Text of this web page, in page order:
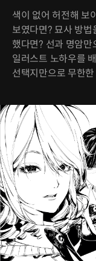
색이 없어 허전해 보
보였다면? 묘사 방
했다면? 선과 명암
일러스트 노하우를
선택지만으로 무한